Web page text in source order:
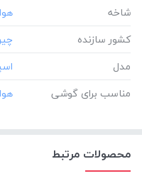
شاخه
کشور سازنده
مدل
مناسب برای گوشی
محصولات مرتبط